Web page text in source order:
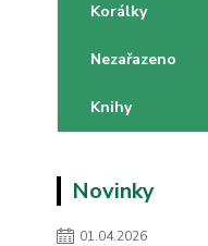
Korálky
Nezařazeno
Knihy
Novinky
01.04.2026